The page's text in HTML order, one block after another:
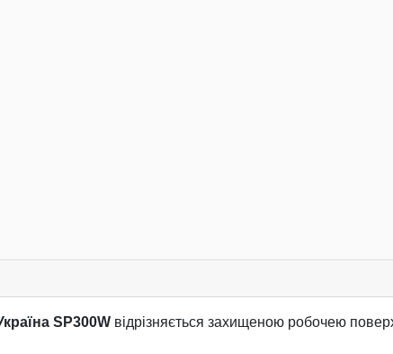
SP300W відрізняється захищеною робочею